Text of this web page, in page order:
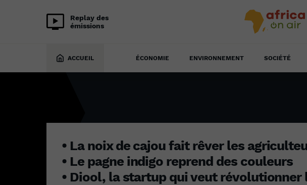
Replay des
émissions
ACCUEIL ÉCONOMIE ENVIRONNEMENT SOCIÉTÉ
• La noix de cajou fait rêver les
• Le pagne indigo reprend des couleurs
• Diool, la startup qui veut révolutionner